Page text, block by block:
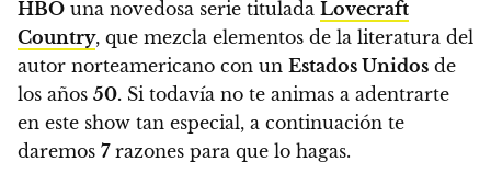
HBO una novedosa serie titulada Lovecraft
Country, que mezcla elementos de la literatura del
autor norteamericano con un Estados Unidos de
los años 50. Si todavía no te animas a adentrarte
en este show tan especial, a continuación te
daremos 7razones para que lo hagas.